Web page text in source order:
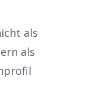
als
als